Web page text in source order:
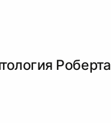
Роберта